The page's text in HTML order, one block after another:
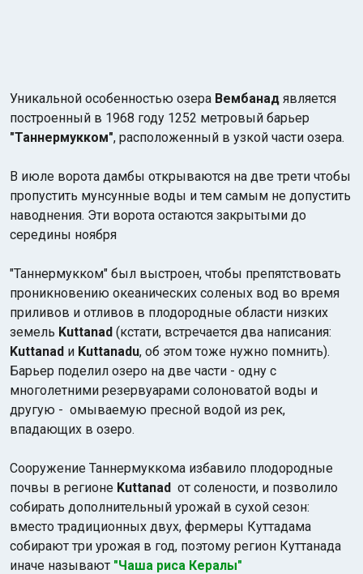
Уникальной особенностью озера Вембанад является
построенный в 1968 году 1252 метровый барьер
"Таннермукком", расположенный в узкой части озера.
В июле ворота дамбы открываются на две трети чтобы
пропустить мунсунные воды и тем самым не допустить
наводнения. Эти ворота остаются закрытыми до
середины ноября
"Таннермукком" был выстроен, чтобы препятствовать
проникновению океанических соленых вод во время
приливов и отливов в плодородные области низких
земель Kuttanad (кстати, встречается два написания:
Kuttanad и Kuttanadu, об этом тоже нужно помнить).
Барьер поделил озеро на две части - одну с
многолетними резервуарами солоноватой воды и
другую - омываемую пресной водой из рек,
впадающих в озеро.
Сооружение Таннермуккома избавило плодородные
почвы в регионе Kuttanad от солености, и позволило
собирать дополнительный урожай в сухой сезон:
вместо традиционных двух, фермеры Куттадама
собирают три урожая в год, поэтому регион Куттанада
иначе называют "Чаша риса Кералы"